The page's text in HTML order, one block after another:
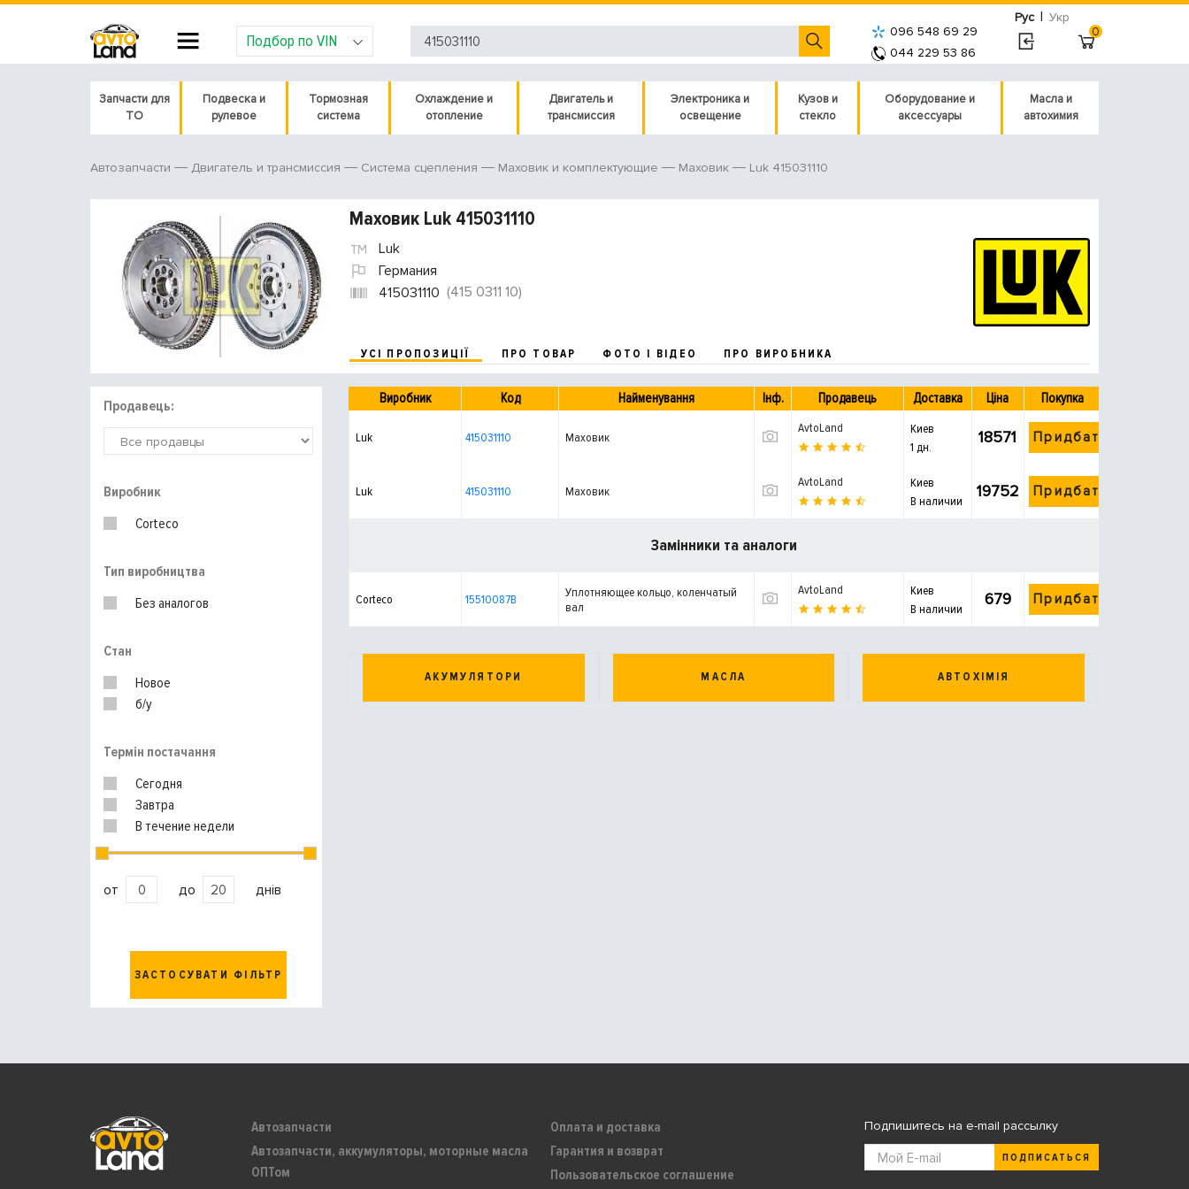
Рус | Укр
Подбор по VIN
096 548 69 29
044 229 53 86
0
Запчасти для
ТО
Подвеска и
рулевое
Тормозная
система
Охлаждение и
отопление
Двигатель и
трансмиссия
Электроника и
освещение
Кузов и
стекло
Оборудование и
аксессуары
Масла и
автохимия
Автозапчасти Двигатель и трансмиссия Система сцепления Маховик и комплектующие Маховик Luk 415031110
Маховик Luk 415031110
Luk
Германия
415031110 (415 0311 10)
УСІ ПРОПОЗИЦІЇ ПРО ТОВАР ФОТО І ВІДЕО ПРО ВИРОБНИКА
Продавець:
Виробник
Corteco
Тип виробництва
Без аналогов
Стан
Новое
б/у
Термін постачання
Сегодня
Завтра
В течение недели
от до днів
ЗАСТОСУВАТИ ФІЛЬТР
Виробник Код Найменування Інф. Продавець Доставка Ціна Покупка
Luk 415031110 Маховик
AvtoLand
Киев
1 дн.
18571 Придбати
Luk 415031110 Маховик
AvtoLand
Киев
В наличии
19752 Придбати
Замінники та аналоги
Corteco 15510087B
Уплотняющее кольцо, коленчатый
вал
AvtoLand
Киев
В наличии
679 Придбати
АКУМУЛЯТОРИ МАСЛА АВТОХІМІЯ
Автозапчасти
Автозапчасти, аккумуляторы, моторные масла
ОПТом
Оплата и доставка
Гарантия и возврат
Пользовательское соглашение
Подпишитесь на e-mail рассылку
ПОДПИСАТЬСЯ